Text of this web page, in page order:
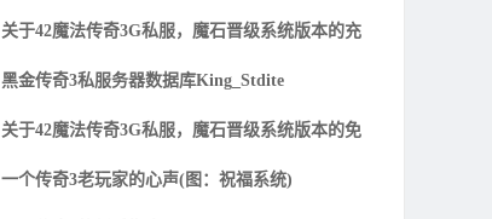
关于42魔法传奇3G私服，魔石晋级系统版本的充
黑金传奇3私服务器数据库King_Stdite
关于42魔法传奇3G私服，魔石晋级系统版本的免
一个传奇3老玩家的心声(图：祝福系统)